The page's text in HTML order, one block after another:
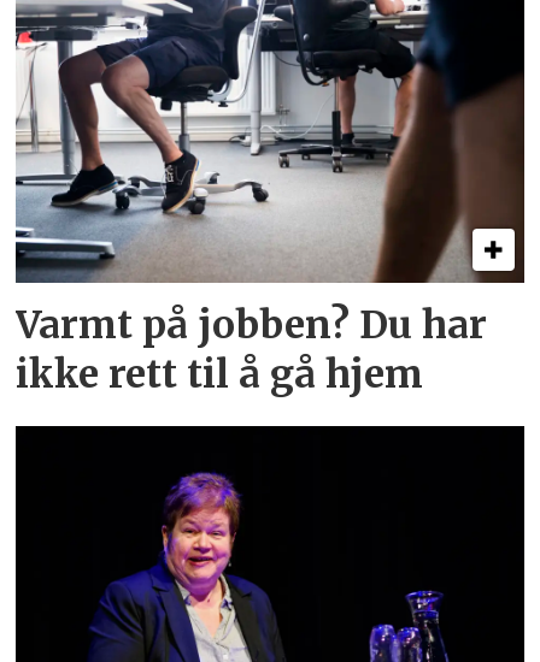
Varmt på jobben? Du har
ikke rett til å gå hjem